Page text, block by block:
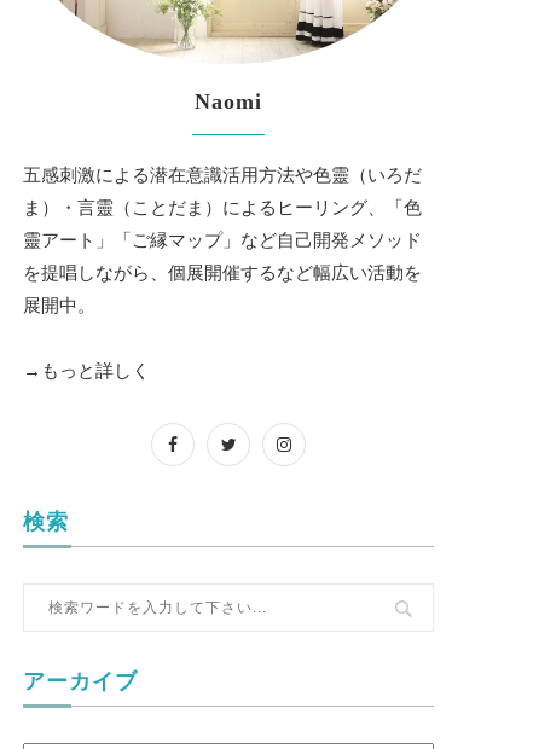
Naomi
五感刺激による潜在意識活用方法や色靈（いろだ
ま）・言靈（ことだま）によるヒーリング、「色
靈アート」「ご縁マップ」など自己開発メソッド
を提唱しながら、個展開催するなど幅広い活動を
展開中。
→もっと詳しく
検索
アーカイブ